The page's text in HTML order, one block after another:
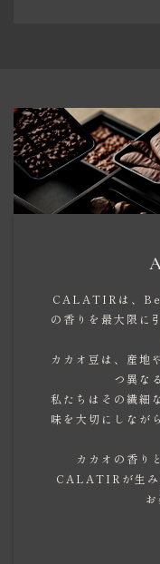
CALATIRは、
の香りを最大限に
カカオ豆は、産地
つ異な
私たちはその繊細
味を大切にしなが
カカオの香り
CALATIRが生み